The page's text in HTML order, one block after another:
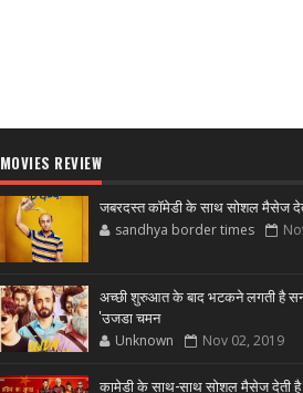
MOVIES REVIEW
जबरदस्त कॉमेडी के साथ सोशल मैसेज
sandhya border times
अच्छी शुरुआत के बाद भटकने लगती है
'उजडा चमन
Unknown Nov 02, 2019
कामेडी के साथ-साथ सोशल मैसेज देती है